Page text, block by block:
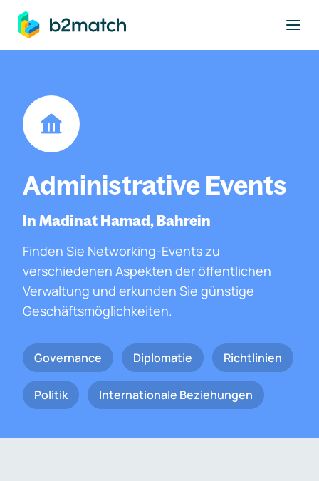
springen
Administrative Events
In Madinat Hamad, Bahrein
Finden Sie Networking-Events zu
verschiedenen Aspekten der öffentlichen
Verwaltung und erkunden Sie günstige
Geschäftsmöglichkeiten.
Governance Diplomatie Richtlinien
Politik Internationale Beziehungen